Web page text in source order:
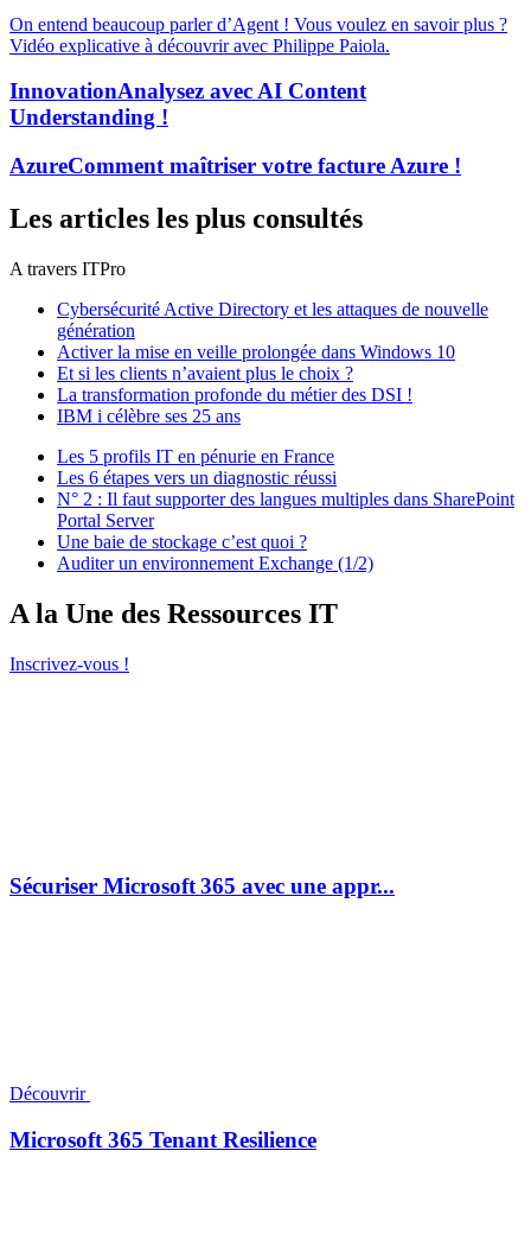
On entend beaucoup parler d’Agent ! Vous voulez en savoir plus ?
Vidéo explicative à découvrir avec Philippe Paiola.
InnovationAnalysez avec AI Content
Understanding !
AzureComment maîtriser votre facture Azure !
Les articles les plus consultés
A travers ITPro
Cybersécurité Active Directory et les attaques de nouvelle
génération
Activer la mise en veille prolongée dans Windows 10
Et si les clients n’avaient plus le choix ?
La transformation profonde du métier des DSI !
IBM i célèbre ses 25 ans
Les 5 profils IT en pénurie en France
Les 6 étapes vers un diagnostic réussi
N° 2 : Il faut supporter des langues multiples dans SharePoint
Portal Server
Une baie de stockage c’est quoi ?
Auditer un environnement Exchange (1/2)
A la Une des Ressources IT
Inscrivez-vous !
Sécuriser Microsoft 365 avec une appr...
Découvrir
Microsoft 365 Tenant Resilience